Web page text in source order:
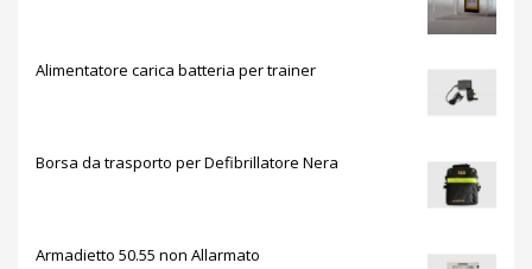
Alimentatore carica batteria per trainer
Borsa da trasporto per Defibrillatore Nera
Armadietto 50.55 non Allarmato